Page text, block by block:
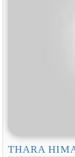
THARA